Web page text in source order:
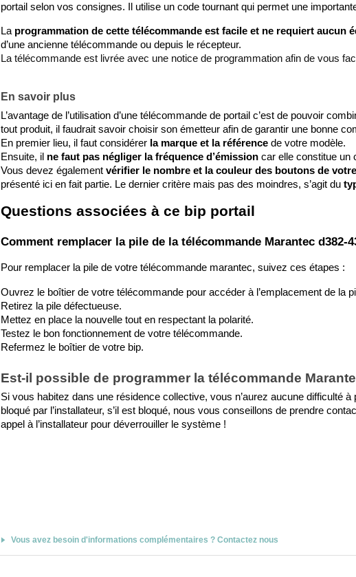
portail selon vos consignes. Il utilise un code tournant qui permet une
La programmation de cette télécommande est facile et ne requiert aucun
d’une ancienne télécommande ou depuis le récepteur.
La télécommande est livrée avec une notice de programmation afin de vous
En savoir plus
L’avantage de l’utilisation d’une télécommande de portail c’est de pouvoir
tout produit, il faudrait savoir choisir son émetteur afin de garantir une bonne
En premier lieu, il faut considérer la marque et la référence de votre modèle.
Ensuite, il ne faut pas négliger la fréquence d’émission car elle constitue un
Vous devez également vérifier le nombre et la couleur des boutons de
présenté ici en fait partie. Le dernier critère mais pas des moindres, s’agit du
Questions associées à ce bip portail
Comment remplacer la pile de la télécommande Marantec d382-
Pour remplacer la pile de votre télécommande marantec, suivez ces étapes :
Ouvrez le boîtier de votre télécommande pour accéder à l’emplacement de la
Retirez la pile défectueuse.
Mettez en place la nouvelle tout en respectant la polarité.
Testez le bon fonctionnement de votre télécommande.
Refermez le boîtier de votre bip.
Est-il possible de programmer la télécommande
Si vous habitez dans une résidence collective, vous n’aurez aucune difficulté
bloqué par l’installateur, s’il est bloqué, nous vous conseillons de prendre
appel à l’installateur pour déverrouiller le système !
Vous avez besoin d'informations complémentaires ? Contactez nous